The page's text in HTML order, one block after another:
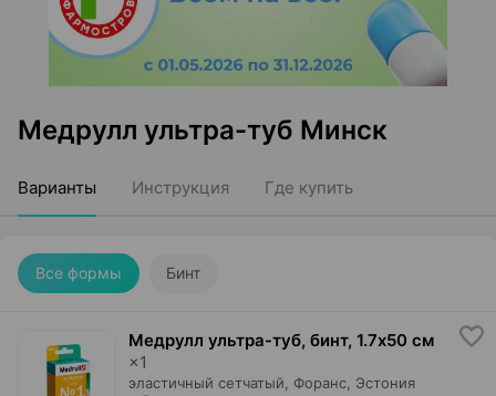
Медрулл ультра-туб Минск
Варианты Инструкция Где купить
Все формы Бинт
Медрулл ультра-туб, бинт, 1.7х50 cм
×1
эластичный сетчатый, Форанс , Эстония